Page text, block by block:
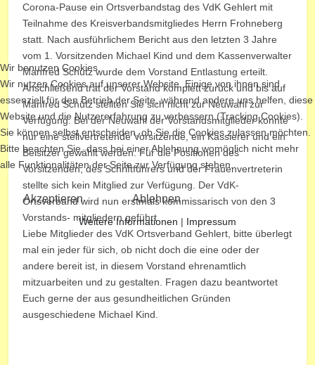
Corona-Pause ein Ortsverbandstag des VdK Gehlert mit
Teilnahme des Kreisverbandsmitgliedes Herrn Frohneberg
statt. Nach ausführlichem Bericht aus den letzten 3 Jahre
vom 1. Vorsitzenden Michael Kind und dem Kassenverwalter
Manfred Schütz wurde dem Vorstand Entlastung erteilt.
Anschließend trat der Vorstand komplett zurück und bis auf
Manfred Schütz stellten Sie sich nicht zur Neuwahl zur
Verfügung. Bei der Neuwahl der Vorstandsmitglieder konnte
nur eine stellvertretende Vorsitzende, ein Kassierer und ein
Beisitzer gewählt werden. Für die Positionen des
Vorsitzenden, des Schriftführers und der Frauenvertreterin
stellte sich kein Mitglied zur Verfügung. Der VdK-
Ortsverband wird nun erstmals kommissarisch von den 3
Vorstands- mitgliedern geführt.
Liebe Mitglieder des VdK Ortsverband Gehlert, bitte überlegt
mal ein jeder für sich, ob nicht doch die eine oder der
andere bereit ist, in diesem Vorstand ehrenamtlich
mitzuarbeiten und zu gestalten. Fragen dazu beantwortet
Euch gerne der aus gesundheitlichen Gründen
ausgeschiedene Michael Kind.
Wir benutzen Cookies
Wir nutzen Cookies auf unserer Website. Einige von ihnen sind
essenziell für den Betrieb der Seite, während andere uns helfen, diese
Website und die Nutzererfahrung zu verbessern (Tracking Cookies).
Sie können selbst entscheiden, ob Sie die Cookies zulassen möchten.
Bitte beachten Sie, dass bei einer Ablehnung womöglich nicht mehr
alle Funktionalitäten der Seite zur Verfügung stehen.
Akzeptieren Ablehnen
Weitere Informationen | Impressum